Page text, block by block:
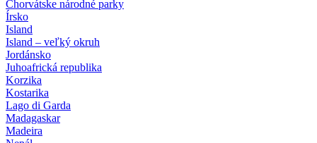
Chorvátske národné parky
Írsko
Island
Island – veľký okruh
Jordánsko
Juhoafrická republika
Korzika
Kostarika
Lago di Garda
Madagaskar
Madeira